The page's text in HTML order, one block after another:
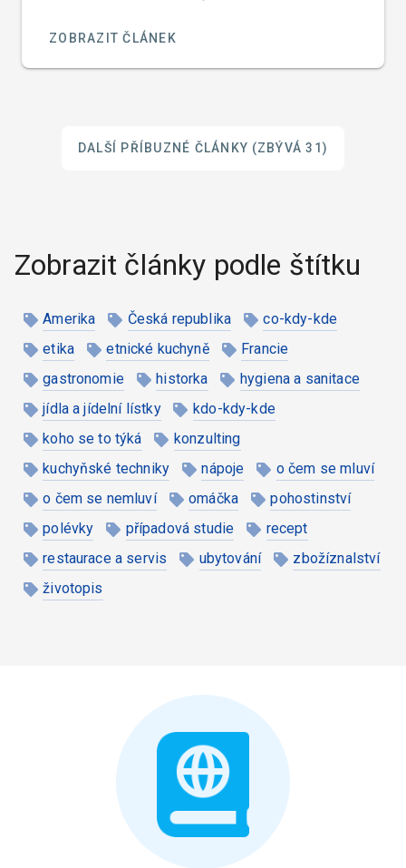
ZOBRAZIT ČLÁNEK
DALŠÍ PŘÍBUZNÉ ČLÁNKY (ZBÝVÁ 31)
Zobrazit články podle štítku
Amerika Česká republika
co-kdy-kde
etika
etnické kuchyně
Francie
gastronomie
historka
hygiena a sanitace
jídla a jídelní lístky
kdo-kdy-kde
koho se to týká
konzulting
kuchyňské techniky
nápoje
o čem se mluví
o čem se nemluví
omáčka
pohostinství
polévky
případová studie
recept
restaurace a servis
ubytování
zbožíznalství
životopis